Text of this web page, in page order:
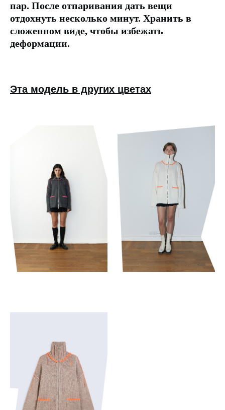
пар. После отпаривания дать вещи
отдохнуть несколько минут. Хранить в
сложенном виде, чтобы избежать
деформации.
Эта модель в других цветах